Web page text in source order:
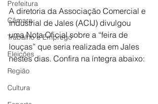
Prefeitura
Câmara
Trabalho e Emprego
Eleições
Região
Cultura
A diretoria da Associação Comercial e
Industrial de Jales (ACIJ) divulgou
uma Nota Oficial sobre a “feira de
louças” que seria realizada em Jales
nestes dias. Confira na íntegra abaixo: